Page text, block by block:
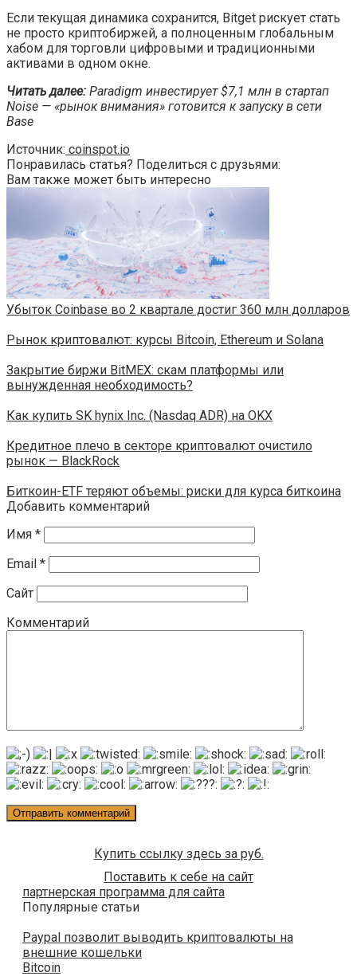
Если текущая динамика сохранится, Bitget рискует стать
не просто криптобиржей, а полноценным глобальным
хабом для торговли цифровыми и традиционными
активами в одном окне.
Читать далее: Paradigm инвестирует $7,1 млн в стартап
Noise — «рынок внимания» готовится к запуску в сети
Base
Источник: coinspot.io
Понравилась статья? Поделиться с друзьями:
Вам также может быть интересно
Убыток Coinbase во 2 квартале достиг 360 млн долларов
Рынок криптовалют: курсы Bitcoin, Ethereum и Solana
Закрытие биржи BitMEX: скам платформы или
вынужденная необходимость?
Как купить SK hynix Inc. (Nasdaq ADR) на OKX
Кредитное плечо в секторе криптовалют очистило
рынок — BlackRock
Биткоин-ETF теряют объемы: риски для курса биткоина
Добавить комментарий
Имя *
Email *
Сайт
Комментарий
Купить ссылку здесь за руб.
Поставить к себе на сайт
партнерская программа для сайта
Популярные статьи
Paypal позволит выводить криптовалюты на
внешние кошельки
Bitcoin